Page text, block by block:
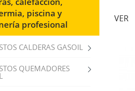
piscina y
profesional
CALDERAS GASOIL
QUEMADORES
VER